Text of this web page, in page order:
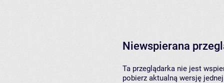
Niewspierana
Ta przeglądarka nie jest
pobierz aktualną wersję